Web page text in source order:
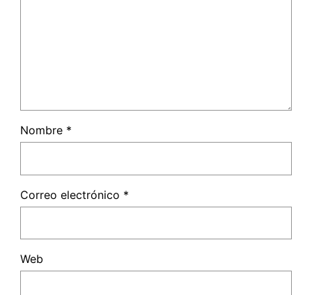
Nombre *
Correo electrónico *
Web